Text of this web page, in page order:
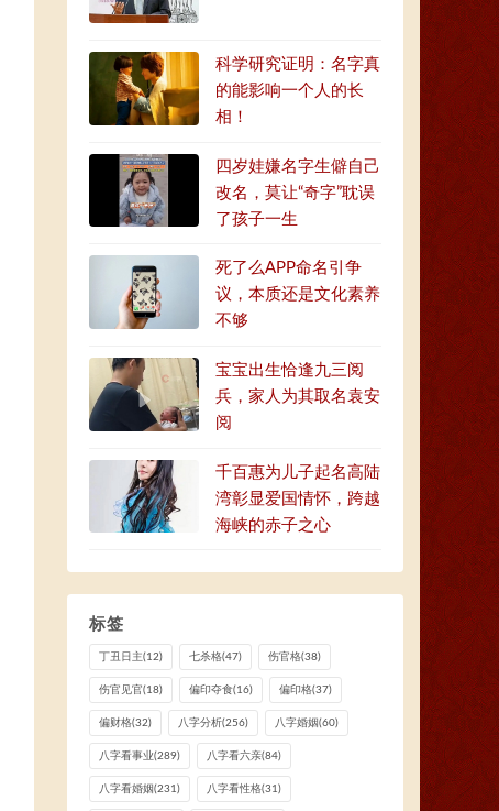
科学研究证明：名字真
的能影响一个人的长
相！
四岁娃嫌名字生僻自己
改名，莫让“奇字”耽误
了孩子一生
死了么APP命名引争
议，本质还是文化素养
不够
宝宝出生恰逢九三阅
兵，家人为其取名袁安
阅
千百惠为儿子起名高陆
湾彰显爱国情怀，跨越
海峡的赤子之心
标签
丁丑日主(12) 七杀格(47) 伤官格(38)
伤官见官(18) 偏印夺食(16) 偏印格(37)
偏财格(32) 八字分析(256) 八字婚姻(60)
八字看事业(289) 八字看六亲(84)
八字看婚姻(231) 八字看性格(31)